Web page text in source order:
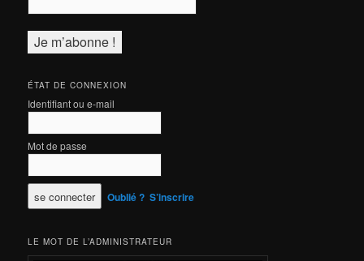
ÉTAT DE CONNEXION
Identifiant ou e-mail
Mot de passe
Oublié ? S’inscrire
LE MOT DE L’ADMINISTRATEUR